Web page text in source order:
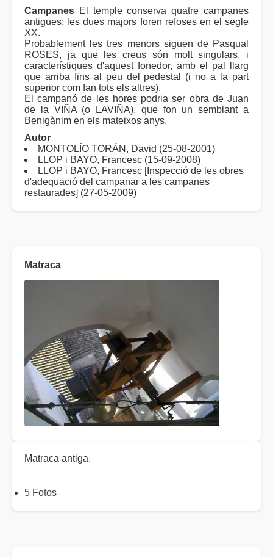
Campanes El temple conserva quatre campanes
antigues; les dues majors foren refoses en el segle
XX.
Probablement les tres menors siguen de Pasqual
ROSES, ja que les creus són molt singulars, i
característiques d'aquest fonedor, amb el pal llarg
que arriba fins al peu del pedestal (i no a la part
superior com fan tots els altres).
El campanó de les hores podria ser obra de Juan
de la VIÑA (o LAVIÑA), que fon un semblant a
Benigànim en els mateixos anys.
Autor
MONTOLÍO TORÁN, David (25-08-2001)
LLOP i BAYO, Francesc (15-09-2008)
LLOP i BAYO, Francesc [Inspecció de les obres
d'adequació del campanar a les campanes
restaurades] (27-05-2009)
Matraca
Matraca antiga.
5 Fotos